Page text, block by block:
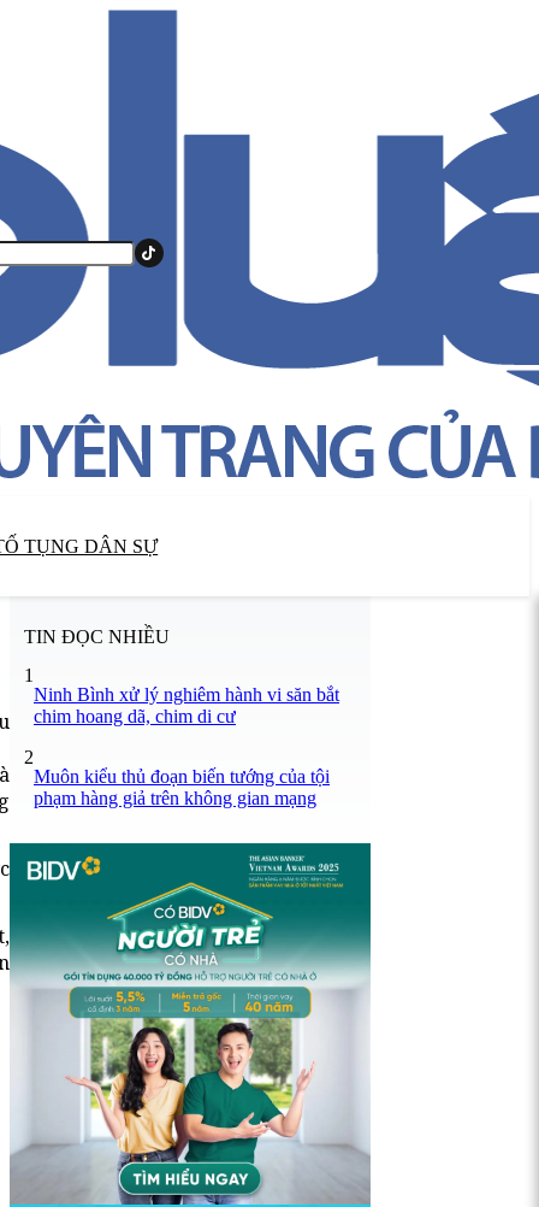
TỤNG DÂN SỰ
TIN ĐỌC NHIỀU
1
Ninh Bình xử lý nghiêm hành vi săn bắt
chim hoang dã, chim di cư
2
Muôn kiểu thủ đoạn biến tướng của tội
phạm hàng giả trên không gian mạng